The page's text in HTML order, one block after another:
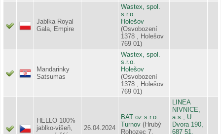
Jablka Royal
Gala, Empire
Wastex, spol.
s.r.o.
Holešov
(Osvobození
1378 , Holešov
769 01)
Mandarinky
Satsumas
Wastex, spol.
s.r.o.
Holešov
(Osvobození
1378 , Holešov
769 01)
HELLO 100%
jablko-višeň,
26.04.2024
BAT oz s.r.o.
Turnov (Hrubý
Rohozec 7,
LINEA
NIVNICE,
a.s., U
Dvora 190,
687 51,